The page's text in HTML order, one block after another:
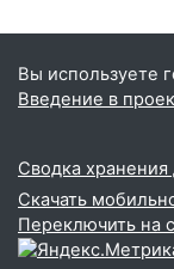
Вы используете
Введение в
Сводка хранения
Скачать
Переключить на